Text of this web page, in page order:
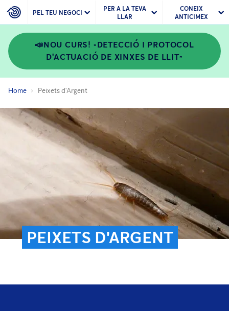
PEL TEU NEGOCI
PER A LA TEVA
LLAR
CONEIX
ANTICIMEX
📣NOU CURS! ▫️DETECCIÓ I PROTOCOL
D'ACTUACIÓ DE XINXES DE LLIT▫️
Home Peixets d'Argent
PEIXETS D'ARGENT